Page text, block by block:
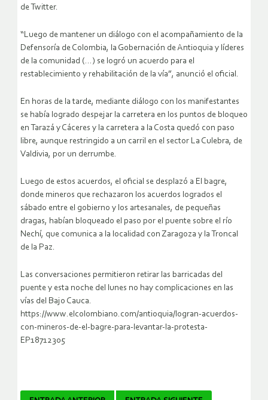
de Twitter.
“Luego de mantener un diálogo con el acompañamiento de la
Defensoría de Colombia, la Gobernación de Antioquia y líderes
de la comunidad (…) se logró un acuerdo para el
restablecimiento y rehabilitación de la vía”, anunció el oficial.
En horas de la tarde, mediante diálogo con los manifestantes
se había logrado despejar la carretera en los puntos de bloqueo
en Tarazá y Cáceres y la carretera a la Costa quedó con paso
libre, aunque restringido a un carril en el sector La Culebra, de
Valdivia, por un derrumbe.
Luego de estos acuerdos, el oficial se desplazó a El bagre,
donde mineros que rechazaron los acuerdos logrados el
sábado entre el gobierno y los artesanales, de pequeñas
dragas, habían bloqueado el paso por el puente sobre el río
Nechí, que comunica a la localidad con Zaragoza y la Troncal
de la Paz.
Las conversaciones permitieron retirar las barricadas del
puente y esta noche del lunes no hay complicaciones en las
vías del Bajo Cauca.
https://www.elcolombiano.com/antioquia/logran-acuerdos-
con-mineros-de-el-bagre-para-levantar-la-protesta-
EP18712305